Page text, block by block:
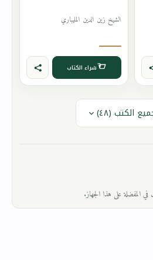
الشيخ زين الدين المليباري
شراء الكتاب
الكتب (٤٨)
المفضلة على هذا الجهاز.